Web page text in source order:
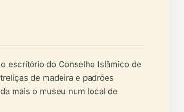
escritório do Conselho Islâmico de
de madeira e padrões
mais o museu num local de